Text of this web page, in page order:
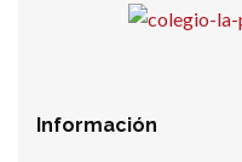
Información